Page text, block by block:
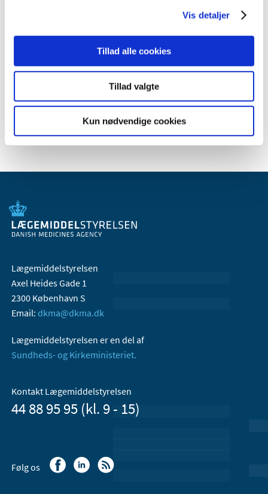
Vis detaljer
Tillad alle cookies
Tillad valgte
Kun nødvendige cookies
2010 (7)
2008 (8)
2006 (9)
Lægemiddelstyrelsen
Axel Heides Gade 1
2300 København S
Email: dkma@dkma.dk
Lægemiddelstyrelsen er en del af
Sundheds- og Kirkeministeriet.
Kontakt Lægemiddelstyrelsen
44 88 95 95 (kl. 9 - 15)
Følg os